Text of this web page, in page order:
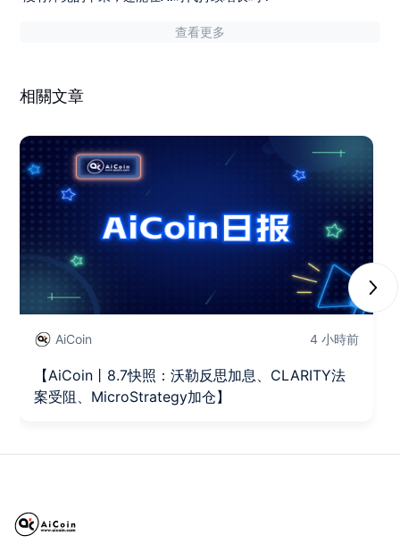
查看更多
相關文章
AiCoin 4 小時前
【AiCoin丨8.7快照：沃勒反思加息、CLARITY法
案受阻、MicroStrategy加仓】